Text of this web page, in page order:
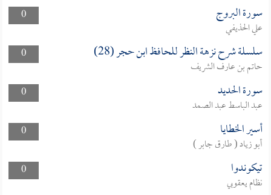
0
سورة البروج
علي الحذيفي
0
سلسلة شرح نزهة النظر للحافظ ابن حجر (28)
حاتم بن عارف الشريف
0
سورة الحديد
عبد الباسط عبد الصمد
0
أسير الخطايا
أبو زياد ( طارق جابر )
0
تيكوندوا
نظام يعقوبي